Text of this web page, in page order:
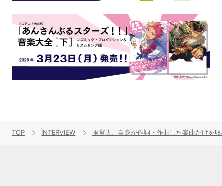
TOP INTERVIEW 雨宮天、自身が作詞・作曲した楽曲だけを